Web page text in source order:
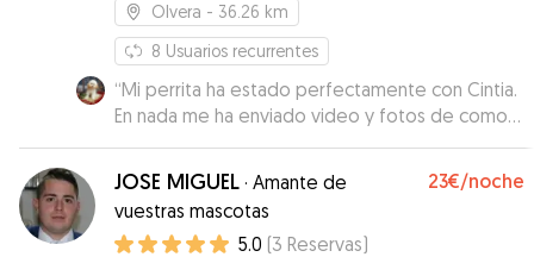
Olvera - 36.26 km
8 Usuarios recurrentes
“Mi perrita ha estado perfectamente con Cintia.
En nada me ha enviado video y fotos de como
estaba y la verdad que parecia que estuviera en
su casa ”
JOSE MIGUEL · Amante de
vuestras mascotas
23€/noche
5.0 (3 Reservas)